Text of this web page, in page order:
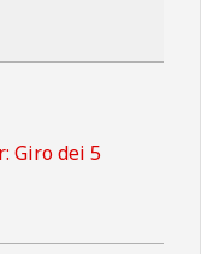
Giro dei 5